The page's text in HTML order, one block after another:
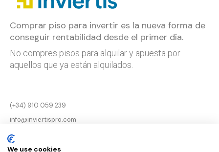
Comprar piso para invertir es la nueva forma de
conseguir rentabilidad desde el primer día.
No compres pisos para alquilar y apuesta por
aquellos que ya están alquilados.
(+34) 910 059 239
info@inviertispro.com
Aviso legal
We use cookies